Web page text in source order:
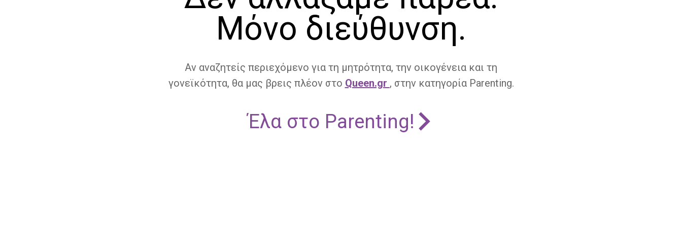
Μόνο διεύθυνση.
Αν αναζητείς περιεχόμενο για τη μητρότητα, την οικογένεια και τη
γονεϊκότητα, θα μας βρεις πλέον στο Queen.gr , στην κατηγορία Parenting.
Έλα στο Parenting!